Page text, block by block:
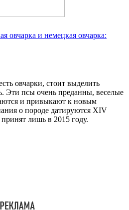
овчарка и немецкая овчарка:
овчарки, стоит выделить
Эти псы очень преданны, веселые
и привыкают к новым
о породе датируются XIV
лишь в 2015 году.